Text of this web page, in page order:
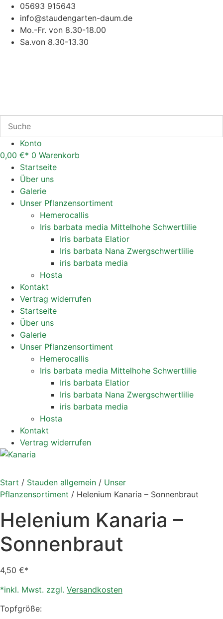
Zum
Inhalt
springen
05693 915643
info@staudengarten-daum.de
Mo.-Fr. von 8.30-18.00
Sa.von 8.30-13.30
Konto
0,00 € 0 Warenkorb
Startseite
Über uns
Galerie
Unser Pflanzensortiment
Hemerocallis
Iris barbata media Mittelhohe Schwertlilie
Iris barbata Elatior
Iris barbata Nana Zwergschwertlilie
iris barbata media
Hosta
Kontakt
Vertrag widerrufen
Startseite
Über uns
Galerie
Unser Pflanzensortiment
Hemerocallis
Iris barbata media Mittelhohe Schwertlilie
Iris barbata Elatior
Iris barbata Nana Zwergschwertlilie
iris barbata media
Hosta
Kontakt
Vertrag widerrufen
Start / Stauden allgemein / Unser
Pflanzensortiment / Helenium Kanaria – Sonnenbraut
Helenium Kanaria –
Sonnenbraut
4,50 €
*inkl. Mwst. zzgl. Versandkosten
Topfgröße: